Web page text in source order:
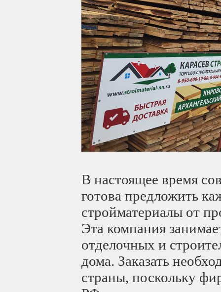
В настоящее время
готова предложить
стройматериалы от
Эта компания
отделочных и
дома. Заказать
страны, поскольку